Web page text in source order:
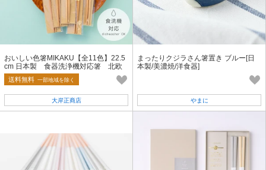
おいしい色箸MIKAKU【全11色】22.5
cm 日本製 食器洗浄機対応箸 北欧
風 おしゃれ 売れ筋
送料無料 一部地域を除く
大岸正商店
まったりクジラさん箸置き ブルー[日
本製/美濃焼/洋食器]
やまに